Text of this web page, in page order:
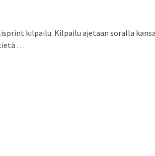
kilpailu. Kilpailu ajetaan soralla
…